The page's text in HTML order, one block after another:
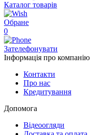
Каталог товарів
Обране
0
Зателефонувати
Інформація про компанію
Контакти
Про нас
Кредитування
Допомога
Відеоогляди